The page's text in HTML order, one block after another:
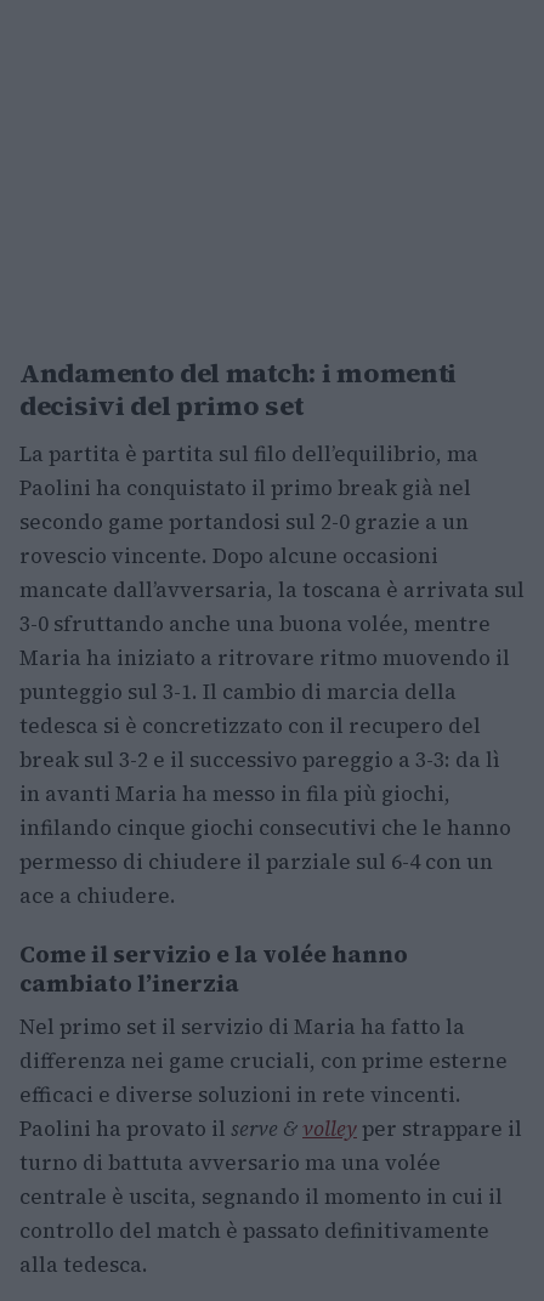
Andamento del match: i momenti
decisivi del primo set
La partita è partita sul filo dell’equilibrio, ma
Paolini ha conquistato il primo break già nel
secondo game portandosi sul 2-0 grazie a un
rovescio vincente. Dopo alcune occasioni
mancate dall’avversaria, la toscana è arrivata sul
3-0 sfruttando anche una buona volée, mentre
Maria ha iniziato a ritrovare ritmo muovendo il
punteggio sul 3-1. Il cambio di marcia della
tedesca si è concretizzato con il recupero del
break sul 3-2 e il successivo pareggio a 3-3: da lì
in avanti Maria ha messo in fila più giochi,
infilando cinque giochi consecutivi che le hanno
permesso di chiudere il parziale sul 6-4 con un
ace a chiudere.
Come il servizio e la volée hanno
cambiato l’inerzia
Nel primo set il servizio di Maria ha fatto la
differenza nei game cruciali, con prime esterne
efficaci e diverse soluzioni in rete vincenti.
Paolini ha provato il serve &volleyper strappare il
turno di battuta avversario ma una volée
centrale è uscita, segnando il momento in cui il
controllo del match è passato definitivamente
alla tedesca.